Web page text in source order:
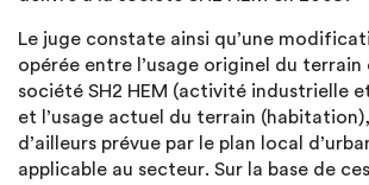
Le juge constate ainsi qu’une
opérée entre l’usage originel du terrain
société SH2 HEM (activité industrielle
et l’usage actuel du terrain
d’ailleurs prévue par le plan local
applicable au secteur. Sur la base de